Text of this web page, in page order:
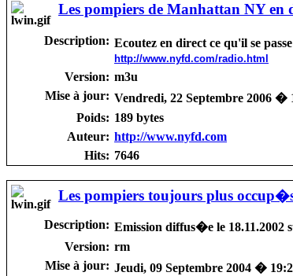
Les pompiers de Manhattan NY en
Description: Ecoutez en direct ce qu'il se
http://www.nyfd.com/radio.html
Version: m3u
Mise à jour: Vendredi, 22 Septembre 2006 �
Poids: 189 bytes
Auteur: http://www.nyfd.com
Hits: 7646
Les pompiers toujours plus
Description: Emission diffus�e le 18.11.2002
Version: rm
Mise à jour: Jeudi, 09 Septembre 2004 �